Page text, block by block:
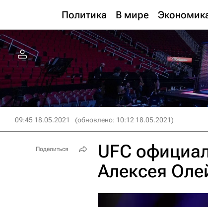
Политика В мире
09:45 18.05.2021 (обновлено: 10:12 18.05.2021)
UFC
Алексея
Поделиться